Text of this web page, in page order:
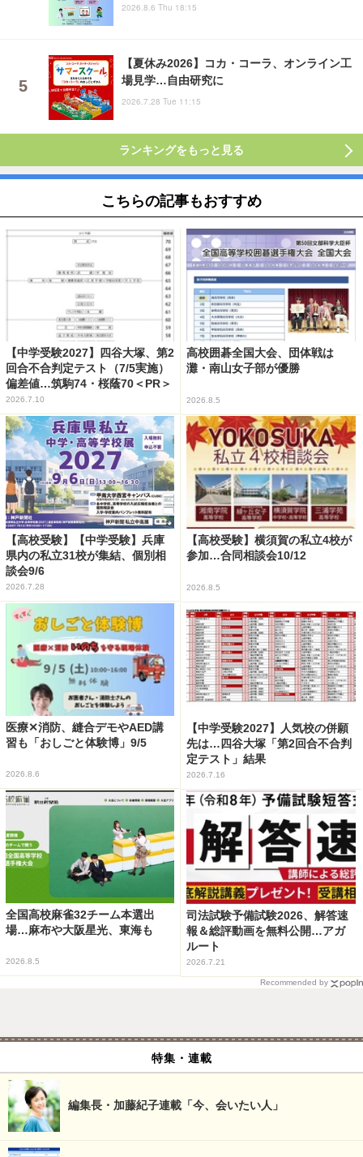
2026.8.6 Thu 18:15
【夏休み2026】コカ・コーラ、オンライン工
場見学…自由研究に
2026.7.28 Tue 11:15
ランキングをもっと見る
こちらの記事もおすすめ
【中学受験2027】四谷大塚、第2
回合不合判定テスト（7/5実施）
偏差値…筑駒74・桜蔭70＜PR＞
2026.7.10
高校囲碁全国大会、団体戦は
灘・南山女子部が優勝
2026.8.5
【高校受験】【中学受験】兵庫
県内の私立31校が集結、個別相
談会9/6
2026.7.28
【高校受験】横須賀の私立4校が
参加…合同相談会10/12
2026.8.5
医療✕消防、縫合デモやAED講
習も「おしごと体験博」9/5
2026.8.6
【中学受験2027】人気校の併願
先は…四谷大塚「第2回合不合判
定テスト」結果
2026.7.16
全国高校麻雀32チーム本選出
場…麻布や大阪星光、東海も
2026.8.5
司法試験予備試験2026、解答速
報＆総評動画を無料公開…アガ
ルート
2026.7.21
Recommended by
特集・連載
編集長・加藤紀子連載「今、会いたい人」